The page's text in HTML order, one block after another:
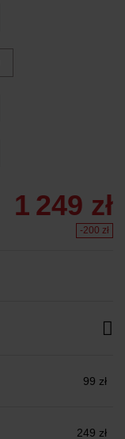
1 249 zł
-200 zł
99 zł
249 zł